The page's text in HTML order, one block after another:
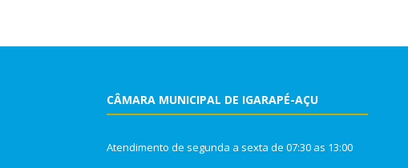
CÂMARA MUNICIPAL DE IGARAPÉ-AÇU
Atendimento de segunda a sexta de 07:30 as 13:00